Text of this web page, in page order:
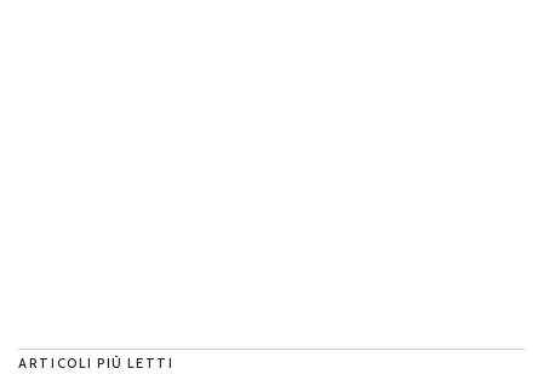
ARTICOLI PIÙ LETTI